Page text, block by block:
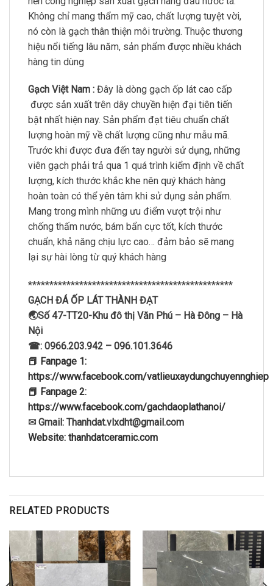
Không chỉ mang thẩm mỹ cao, chất lượng tuyệt vời,
nó còn là gạch thân thiện môi trường. Thuộc thương
hiệu nổi tiếng lâu năm, sản phẩm được nhiều khách
hàng tin dùng
Gạch Việt Nam : Đây là dòng gạch ốp lát cao cấp
được sản xuất trên dây chuyền hiện đại tiên tiến
bật nhất hiện nay. Sản phẩm đạt tiêu chuẩn chất
lượng hoàn mỹ về chất lượng cũng như mẫu mã.
Trước khi được đưa đến tay người sử dụng, những
viên gạch phải trả qua 1 quá trình kiểm định về chất
lượng, kích thước khắc khe nên quý khách hàng
hoàn toàn có thể yên tâm khi sử dụng sản phẩm.
Mang trong mình những ưu điểm vượt trội như
chống thấm nước, bám bẩn cực tốt, kích thước
chuẩn, khả năng chịu lực cao… đảm bảo sẽ mang
lại sự hài lòng từ quý khách hàng
************************************************
GẠCH ĐÁ ỐP LÁT THÀNH ĐẠT
🌏Số 47-TT20-Khu đô thị Văn Phú – Hà Đông – Hà
Nội
☎: 0966.203.942 – 096.101.3646
📕 Fanpage 1:
https://www.facebook.com/vatlieuxaydungchuyennghiep
📕 Fanpage 2:
https://www.facebook.com/gachdaoplathanoi/
✉ Gmail: Thanhdat.vlxdht@gmail.com
Website: thanhdatceramic.com
RELATED PRODUCTS